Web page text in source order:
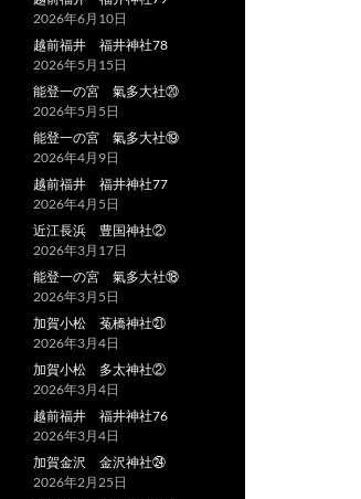
2026年6月10日
越前福井 福井神社78
2026年5月15日
能登一の宮 氣多大社⑳
2026年5月5日
能登一の宮 氣多大社⑲
2026年4月9日
越前福井 福井神社77
2026年4月5日
近江長浜 豊国神社②
2026年3月17日
能登一の宮 氣多大社⑱
2026年3月5日
加賀小松 菟橋神社㉑
2026年3月4日
加賀小松 多太神社②
2026年3月4日
越前福井 福井神社76
2026年3月4日
加賀金沢 金沢神社㉔
2026年2月25日